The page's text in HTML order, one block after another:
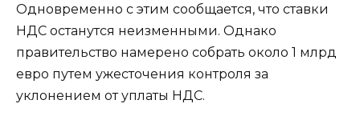
Одновременно с этим сообщается, что ставки
НДС останутся неизменными. Однако
правительство намерено собрать около 1 млрд
евро путем ужесточения контроля за
уклонением от уплаты НДС.